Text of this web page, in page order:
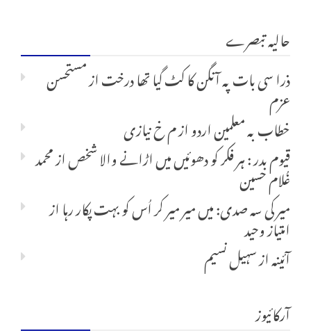
حالیہ تبصرے
ذرا سی بات پہ آنگن کا کٹ گیا تھا درختازمستحسن
عزم
خطاب بہ معلمین اردوازم خ نیازی
قیوم بدر : ہر فکر کو دھوئیں میں اڑانے والا شخصازمحمد
غُلام حسین
میر کی سہ صدی: میں میر میر کر اُس کو بہت پکار رہااز
امتیاز وحید
آئینہازسہیل نسیم
آرکائیوز